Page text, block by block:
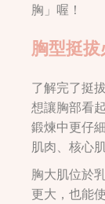
胸」喔！
胸型挺拔
了解完了挺
想讓胸部看
鍛煉中更仔
肌肉、核心肌
胸大肌位於
更大，也能